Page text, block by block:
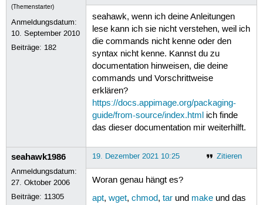
(Themenstarter)
Anmeldungsdatum:
10. September 2010
Beiträge: 182
seahawk, wenn ich deine Anleitungen
lese kann ich sie nicht verstehen, weil ich
die commands nicht kenne oder den
syntax nicht kenne. Kannst du zu
documentation hinweisen, die deine
commands und Vorschrittweise
erklären?
https://docs.appimage.org/packaging-
guide/from-source/index.htmlich finde
das dieser documentation mir weiterhilft.
seahawk1986
Anmeldungsdatum:
27. Oktober 2006
Beiträge: 11305
Zitieren
19. Dezember 2021 10:25
Woran genau hängt es?
apt, wget, chmod, tarund makeund das